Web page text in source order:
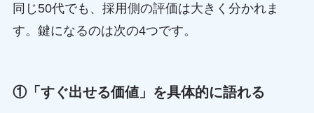
同じ50代でも、採用側の評価は大きく分かれま
す。鍵になるのは次の4つです。
①「すぐ出せる価値」を具体的に語れる